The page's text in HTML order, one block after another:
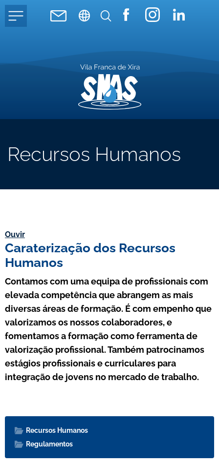
Recursos Humanos
Ouvir
Caraterização dos Recursos
Humanos
Contamos com uma equipa de profissionais com
elevada competência que abrangem as mais
diversas áreas de formação. É com empenho que
valorizamos os nossos colaboradores, e
fomentamos a formação como ferramenta de
valorização profissional. Também patrocinamos
estágios profissionais e curriculares para
integração de jovens no mercado de trabalho.
Recursos Humanos
Regulamentos